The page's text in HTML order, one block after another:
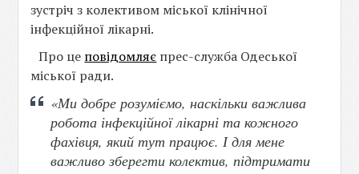
зустріч з колективом міської клінічної
інфекційної лікарні.
Про це повідомляє прес-служба Одеської
міської ради.
«Ми добре розуміємо, наскільки важлива
робота інфекційної лікарні та кожного
фахівця, який тут працює. І для мене
важливо зберегти колектив, підтримати